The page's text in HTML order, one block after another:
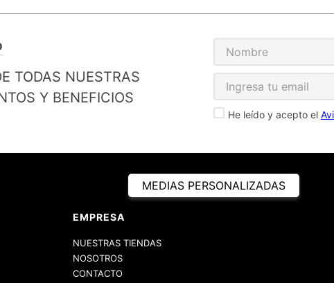
TODAS NUESTRAS
Y BENEFICIOS
He leído y acepto el
MEDIAS PERSONALIZADAS
EMPRESA
NUESTRAS TIENDAS
NOSOTROS
CONTACTO